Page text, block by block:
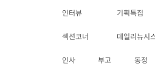
인터뷰 기획특집
섹션코너 데일리뉴시
인사 부고 동정